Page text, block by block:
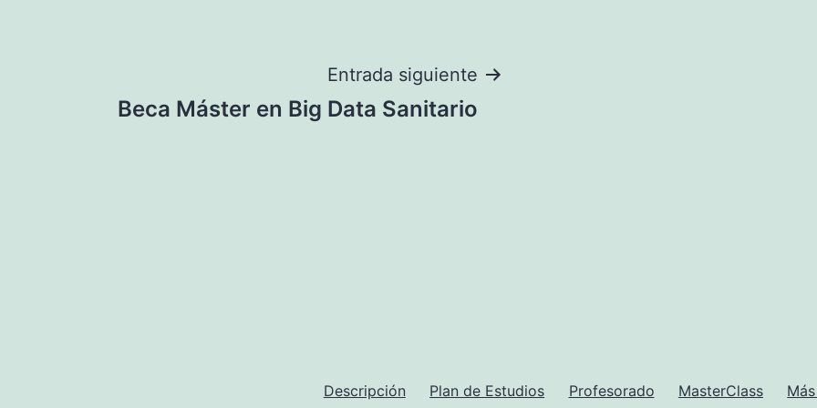
NavegaciónEntrada siguiente
Beca Máster en Big Data Sanitario
Descripción Plan de Estudios Profesorado MasterClass